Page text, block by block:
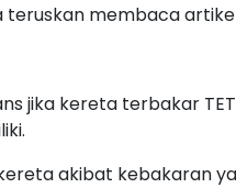
membaca
jika kereta terbakar
akibat kebakaran